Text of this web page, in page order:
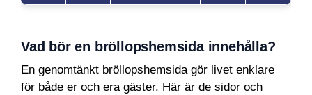
Vad bör en bröllopshemsida innehålla?
En genomtänkt bröllopshemsida gör livet enklare
för både er och era gäster. Här är de sidor och